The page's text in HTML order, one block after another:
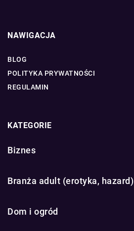
NAWIGACJA
BLOG
POLITYKA PRYWATNOŚCI
REGULAMIN
KATEGORIE
Biznes
Branża adult (erotyka, hazard)
Dom i ogród